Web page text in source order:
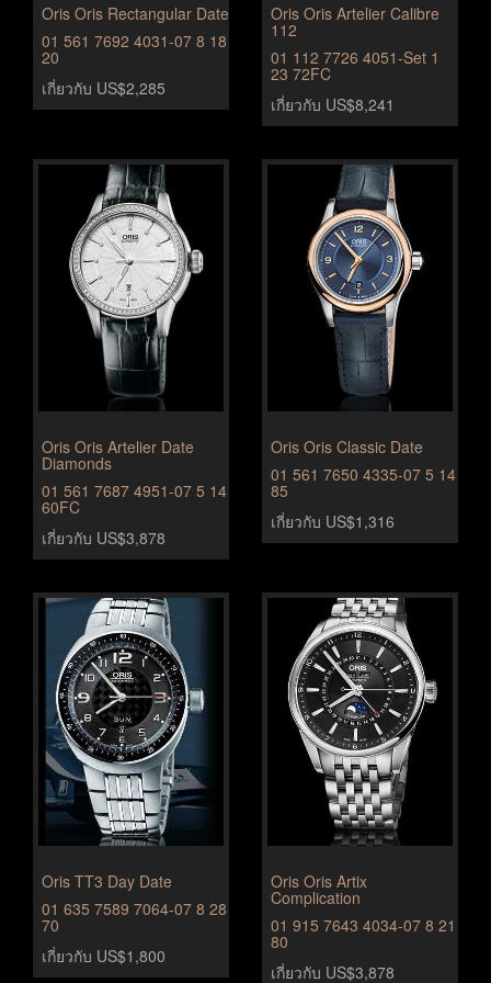
Oris Oris Rectangular Date
01 561 7692 4031-07 8 18
20
เกี่ยวกับ US$2,285
Oris Oris Artelier Calibre
112
01 112 7726 4051-Set 1
23 72FC
เกี่ยวกับ US$8,241
Oris Oris Artelier Date
Diamonds
01 561 7687 4951-07 5 14
60FC
เกี่ยวกับ US$3,878
Oris Oris Classic Date
01 561 7650 4335-07 5 14
85
เกี่ยวกับ US$1,316
Oris TT3 Day Date
01 635 7589 7064-07 8 28
70
เกี่ยวกับ US$1,800
Oris Oris Artix
Complication
01 915 7643 4034-07 8 21
80
เกี่ยวกับ US$3,878